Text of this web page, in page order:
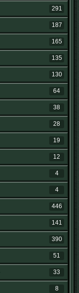
291
187
165
135
130
64
38
28
19
12
4
4
446
141
390
51
33
8